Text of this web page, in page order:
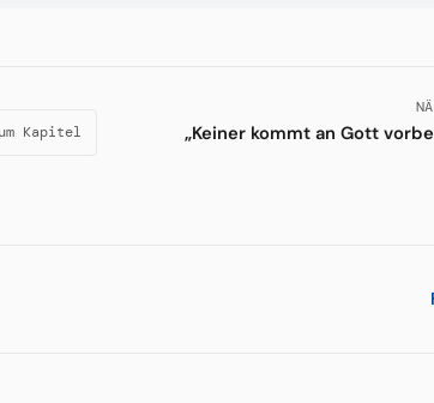
Kapitel
„Keiner kommt an Gott